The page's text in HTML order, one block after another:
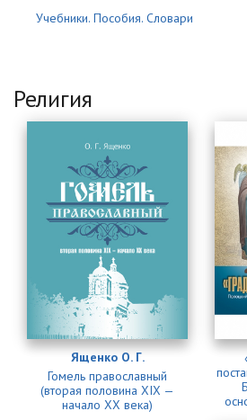
Учебники. Пособия. Словари
Религия
Ященко О. Г.
Гомель православный
(вторая половина XIX —
начало XX века)
Страницы